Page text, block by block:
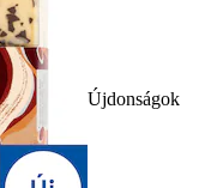
Újdonságok